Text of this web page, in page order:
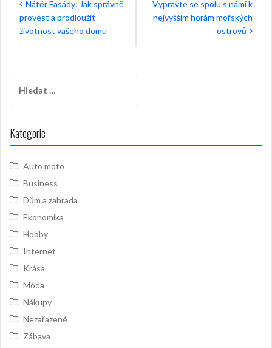
pro
příspěvek
Nátěr Fasády: Jak správně
provést a prodloužit
životnost vašeho domu
Vypravte se spolu s námi k
nejvyšším horám mořských
ostrovů
Kategorie
Auto moto
Business
Dům a zahrada
Ekonomika
Hobby
Internet
Krása
Móda
Nákupy
Nezařazené
Zábava